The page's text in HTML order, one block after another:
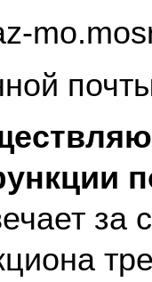
за